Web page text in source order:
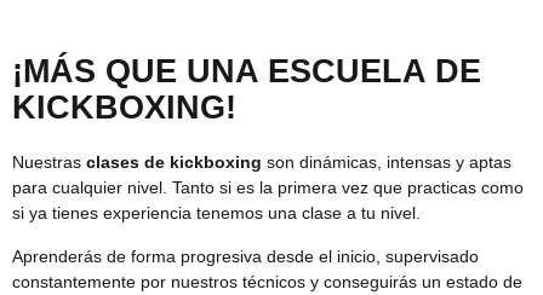
¡MÁS QUE UNA ESCUELA DE
KICKBOXING!
Nuestras clases de kickboxing son dinámicas, intensas y aptas
para cualquier nivel. Tanto si es la primera vez que practicas como
si ya tienes experiencia tenemos una clase a tu nivel.
Aprenderás de forma progresiva desde el inicio, supervisado
constantemente por nuestros técnicos y conseguirás un estado de